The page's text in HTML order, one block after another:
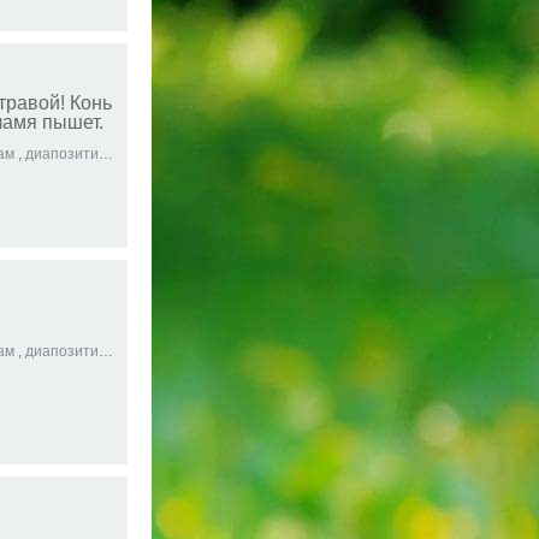
Конь
пышет.
, диапозитив , аудиокниги,сивка
, диапозитив , интерес,история маша и медведь